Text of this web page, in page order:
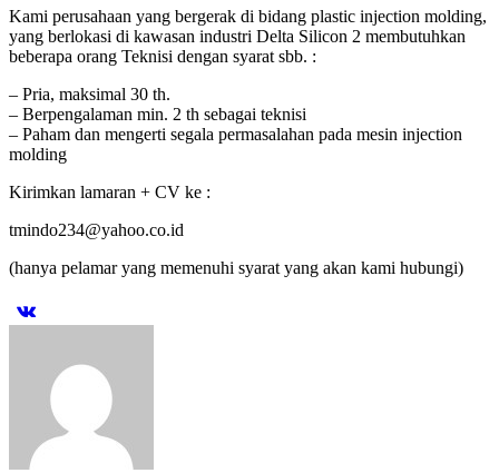
Kami perusahaan yang bergerak di bidang plastic injection molding,
yang berlokasi di kawasan industri Delta Silicon 2 membutuhkan
beberapa orang Teknisi dengan syarat sbb. :
– Pria, maksimal 30 th.
– Berpengalaman min. 2 th sebagai teknisi
– Paham dan mengerti segala permasalahan pada mesin injection
molding
Kirimkan lamaran + CV ke :
tmindo234@yahoo.co.id
(hanya pelamar yang memenuhi syarat yang akan kami hubungi)